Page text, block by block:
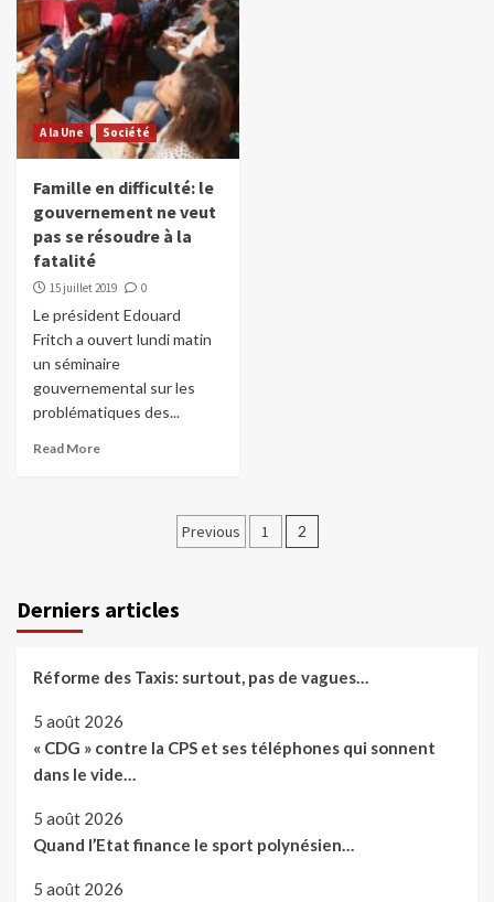
A la Une Société
Famille en difficulté: le
gouvernement ne veut
pas se résoudre à la
fatalité
15 juillet 2019 0
Le président Edouard
Fritch a ouvert lundi matin
un séminaire
gouvernemental sur les
problématiques des...
Read More
Pagination
publications
Previous 1 2
Derniers articles
Réforme des Taxis: surtout, pas de vagues…
5 août 2026
« CDG » contre la CPS et ses téléphones qui sonnent
dans le vide…
5 août 2026
Quand l’Etat finance le sport polynésien…
5 août 2026